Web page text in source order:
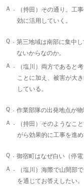
Ａ．
（持田）その通り。工
効に活用していく。
Ｑ． 第三地域は南部に集中
ないからなのか。
Ａ．
（塩川）両方であると
ことに加え、被害が大
している。
Ｑ． 作業部隊の出発地点が
Ａ．
（持田）そのようなこ
がら効果的に工事を進
Ｑ． 御宿町はなぜ白い（停電
Ａ．
（塩川）海際で山間部
を通じてお答えしたい。